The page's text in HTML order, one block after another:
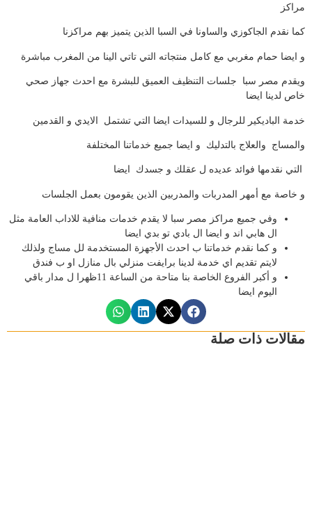
مراكز
كما نقدم الجاكوزي والساونا في السبا الذين يتميز بهم مراكزنا
و ايضا حمام مغربي مع كامل منتجاته التي تاتي الينا من المغرب مباشرة
ويقدم مصر سبا جلسات التنظيف العميق للبشرة مع احدث جهاز صحي
خاص لدينا ايضا
خدمة الباديكير للرجال و للسيدات ايضا التي تشتمل الايدي و القدمين
والمساج والعلاج بالتدليك و ايضا جميع خدماتنا المختلفة
التي نقدمها فوائد عديده ل عقلك و جسدك ايضا
و خاصة مع أمهر المدربات والمدربين الذين يقومون بعمل الجلسات
وفي جميع مراكز مصر سبا لا يقدم خدمات منافية للاداب العامة مثل
ال هابي اند و ايضا ال بادي تو بدي ايضا
و كما نقدم خدماتنا ب احدث الأجهزة المستخدمة لل مساج ولذلك
لايتم تقديم اي خدمة لدينا برايفت منزلي بال منازل او ب فندق
و أكبر الفروع الخاصة بنا متاحة من الساعة 11ظهرا ل مدار باقي
اليوم ايضا
مقالات ذات صلة